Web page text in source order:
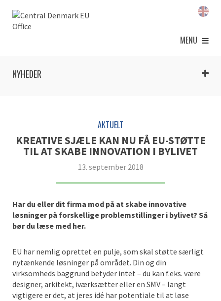
MENU
NYHEDER
AKTUELT
KREATIVE SJÆLE KAN NU FÅ EU-STØTTE
TIL AT SKABE INNOVATION I BYLIVET
13. september 2018
Har du eller dit firma mod på at skabe innovative
løsninger på forskellige problemstillinger i bylivet? Så
bør du læse med her.
EU har nemlig oprettet en pulje, som skal støtte særligt
nytænkende løsninger på området. Din og din
virksomheds baggrund betyder intet – du kan f.eks. være
designer, arkitekt, iværksætter eller en SMV – langt
vigtigere er det, at jeres idé har potentiale til at løse